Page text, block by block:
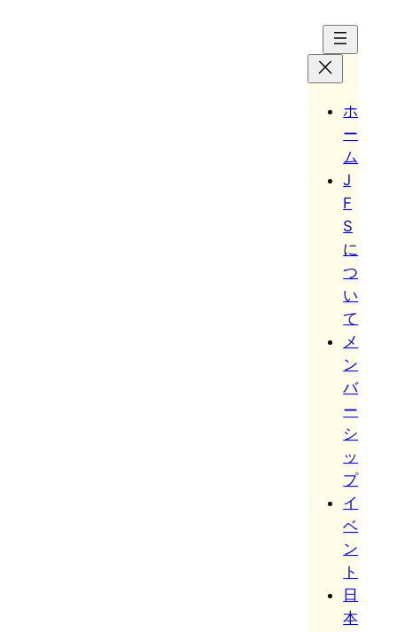
ホ
ー
ム
J
F
S
に
つ
い
て
メ
ン
バ
ー
シ
ッ
プ
イ
ベ
ン
ト
日
本